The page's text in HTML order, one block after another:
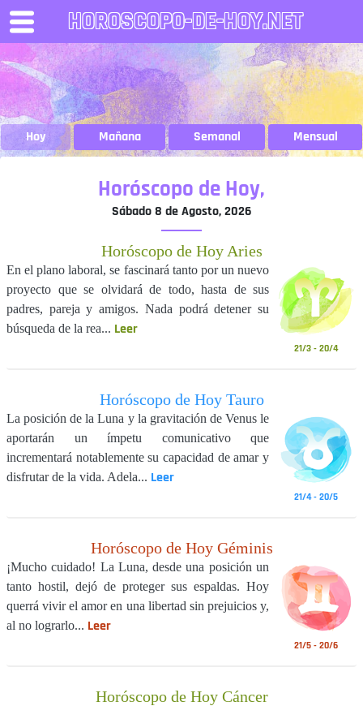
HOROSCOPO-DE-HOY.NET
Hoy Mañana Semanal Mensual
Horóscopo de Hoy,
Sábado 8 de Agosto, 2026
Horóscopo de Hoy Aries
21/3 - 20/4
En el plano laboral, se fascinará tanto por un nuevo
proyecto que se olvidará de todo, hasta de sus
padres, pareja y amigos. Nada podrá detener su
búsqueda de la rea... Leer
Horóscopo de Hoy Tauro
21/4 - 20/5
La posición de la Luna y la gravitación de Venus le
aportarán un ímpetu comunicativo que
incrementará notablemente su capacidad de amar y
disfrutar de la vida. Adela... Leer
Horóscopo de Hoy Géminis
21/5 - 20/6
¡Mucho cuidado! La Luna, desde una posición un
tanto hostil, dejó de proteger sus espaldas. Hoy
querrá vivir el amor en una libertad sin prejuicios y,
al no lograrlo... Leer
Horóscopo de Hoy Cáncer